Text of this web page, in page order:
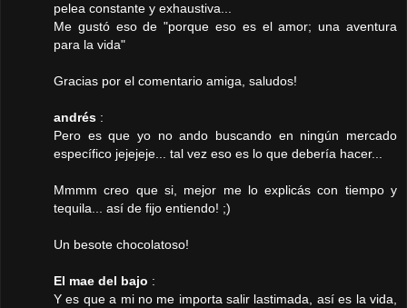
pelea constante y exhaustiva...
Me gustó eso de "porque eso es el amor; una aventura
para la vida"
Gracias por el comentario amiga, saludos!
andrés :
Pero es que yo no ando buscando en ningún mercado
específico jejejeje... tal vez eso es lo que debería hacer...
Mmmm creo que si, mejor me lo explicás con tiempo y
tequila... así de fijo entiendo! ;)
Un besote chocolatoso!
El mae del bajo :
Y es que a mi no me importa salir lastimada, así es la vida,